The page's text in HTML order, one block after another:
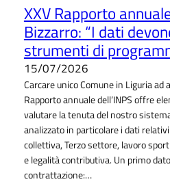
XXV Rapporto
Bizzarro: “I dati
strumenti di
15/07/2026
Carcare unico Comune in Liguria ad
Rapporto annuale dell’INPS offre
valutare la tenuta del nostro
analizzato in particolare i dati
collettiva, Terzo settore, lavoro
e legalità contributiva. Un primo
contrattazione:…